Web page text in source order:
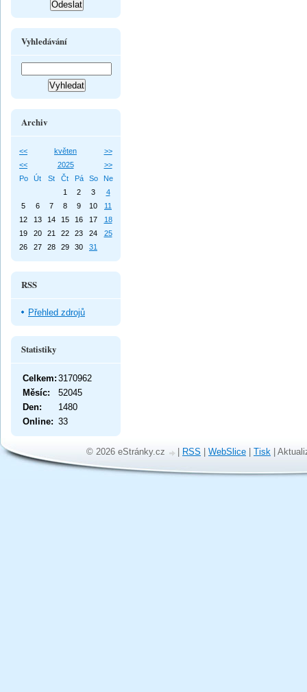
Vyhledávání
Archiv
<< květen
>>
<<
2025
>>
Po
Út St Čt Pá So
Ne
1
2 3
4
5
6 7 8 9 10
11
12
13 14 15 16 17
18
19
20 21 22 23 24
25
26
27 28 29 30 31
RSS
Přehled zdrojů
Statistiky
Online: 33
Celkem: 3170962
Měsíc:
52045
Den:
1480
© 2026 eStránky.cz | RSS | WebSlice | Tisk |